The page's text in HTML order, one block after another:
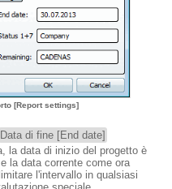
[Report settings]
Data di fine [End date]
la data di inizio del progetto è
la data corrente come ora
l'intervallo in qualsiasi